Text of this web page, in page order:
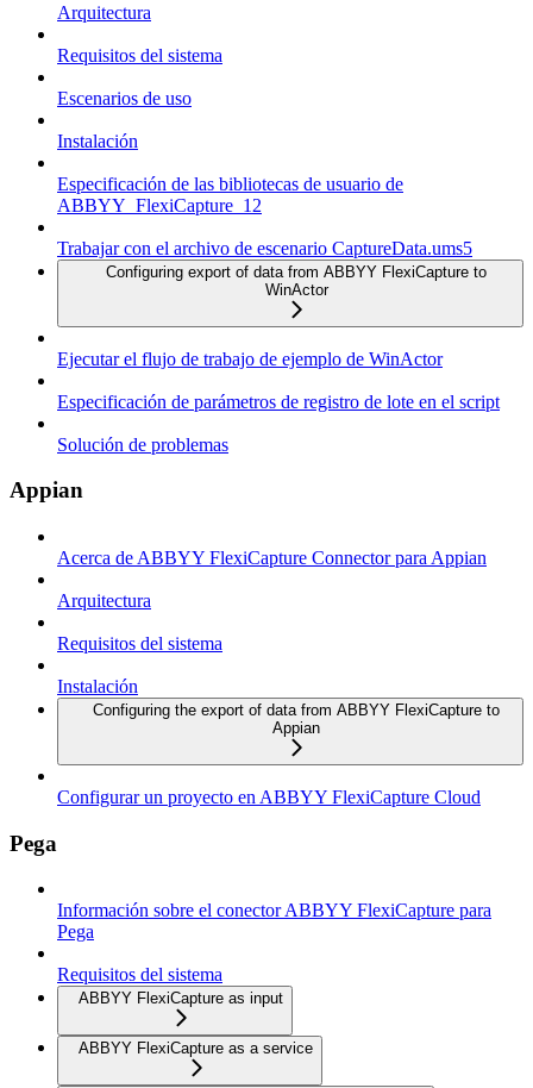
Arquitectura
Requisitos del sistema
Escenarios de uso
Instalación
Especificación de las bibliotecas de usuario de
ABBYY_FlexiCapture_12
Trabajar con el archivo de escenario CaptureData.ums5
Configuring export of data from ABBYY FlexiCapture to
WinActor
Ejecutar el flujo de trabajo de ejemplo de WinActor
Especificación de parámetros de registro de lote en el script
Solución de problemas
Appian
Acerca de ABBYY FlexiCapture Connector para Appian
Arquitectura
Requisitos del sistema
Instalación
Configuring the export of data from ABBYY FlexiCapture to
Appian
Configurar un proyecto en ABBYY FlexiCapture Cloud
Pega
Información sobre el conector ABBYY FlexiCapture para
Pega
Requisitos del sistema
ABBYY FlexiCapture as input
ABBYY FlexiCapture as a service